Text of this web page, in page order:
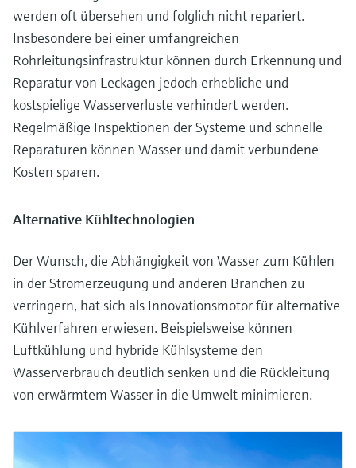
werden oft übersehen und folglich nicht repariert.
Insbesondere bei einer umfangreichen
Rohrleitungsinfrastruktur können durch Erkennung und
Reparatur von Leckagen jedoch erhebliche und
kostspielige Wasserverluste verhindert werden.
Regelmäßige Inspektionen der Systeme und schnelle
Reparaturen können Wasser und damit verbundene
Kosten sparen.
Alternative Kühltechnologien
Der Wunsch, die Abhängigkeit von Wasser zum Kühlen
in der Stromerzeugung und anderen Branchen zu
verringern, hat sich als Innovationsmotor für alternative
Kühlverfahren erwiesen. Beispielsweise können
Luftkühlung und hybride Kühlsysteme den
Wasserverbrauch deutlich senken und die Rückleitung
von erwärmtem Wasser in die Umwelt minimieren.